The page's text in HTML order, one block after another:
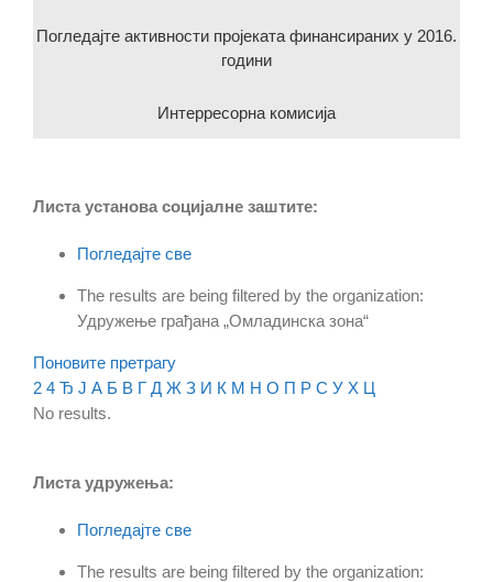
Погледајте активности пројеката финансираних у 2016.
години
Интерресорна комисија
Листа установа социјалне заштите:
Погледајте све
The results are being filtered by the organization:
Удружење грађана „Омладинска зона“
Поновите претрагу
2 4 Ђ Ј А Б В Г Д Ж З И К М Н О П Р С У Х Ц
No results.
Листа удружења:
Погледајте све
The results are being filtered by the organization: